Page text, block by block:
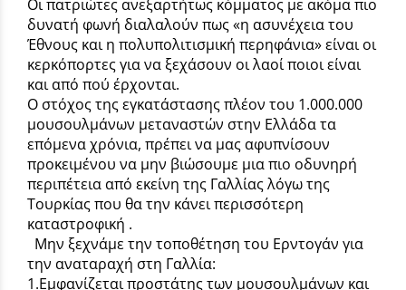
Οι πατριώτες ανεξαρτήτως κόμματος με ακόμα πιο
δυνατή φωνή διαλαλούν πως «η ασυνέχεια του
Έθνους και η πολυπολιτισμική περηφάνια» είναι οι
κερκόπορτες για να ξεχάσουν οι λαοί ποιοι είναι
και από πού έρχονται.
Ο στόχος της εγκατάστασης πλέον του 1.000.000
μουσουλμάνων μεταναστών στην Ελλάδα τα
επόμενα χρόνια, πρέπει να μας αφυπνίσουν
προκειμένου να μην βιώσουμε μια πιο οδυνηρή
περιπέτεια από εκείνη της Γαλλίας λόγω της
Τουρκίας που θα την κάνει περισσότερη
καταστροφική .
Μην ξεχνάμε την τοποθέτηση του Ερντογάν για
την αναταραχή στη Γαλλία:
1.Εμφανίζεται προστάτης των μουσουλμάνων και